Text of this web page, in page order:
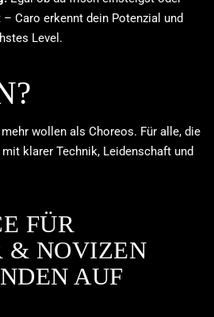
Caro erkennt dein Potenzial und
Level.
wollen als Choreos. Für alle, die
klarer Technik, Leidenschaft und
FÜR
& NOVIZEN
AUF